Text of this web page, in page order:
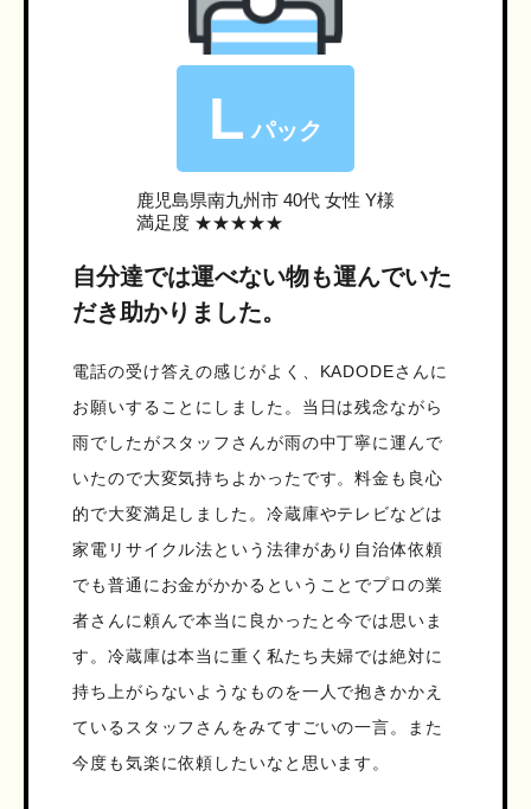
L パック
鹿児島県南九州市 40代 女性 Y様
満足度 ★★★★★
自分達では運べない物も運んでいた
だき助かりました。
電話の受け答えの感じがよく、KADODEさんに
お願いすることにしました。当日は残念ながら
雨でしたがスタッフさんが雨の中丁寧に運んで
いたので大変気持ちよかったです。料金も良心
的で大変満足しました。冷蔵庫やテレビなどは
家電リサイクル法という法律があり自治体依頼
でも普通にお金がかかるということでプロの業
者さんに頼んで本当に良かったと今では思いま
す。冷蔵庫は本当に重く私たち夫婦では絶対に
持ち上がらないようなものを一人で抱きかかえ
ているスタッフさんをみてすごいの一言。また
今度も気楽に依頼したいなと思います。